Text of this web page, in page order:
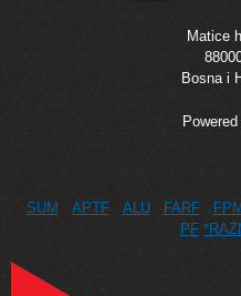
Matice
Bosna i
SUM APTF ALU FARF
PF